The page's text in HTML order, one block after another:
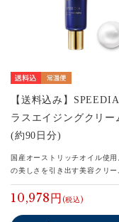
【送料込み】
ラスエイジングクリー
(約90日分)
国産オーストリッチオイル使
の美しさを引き出す美容クリー
10,978円